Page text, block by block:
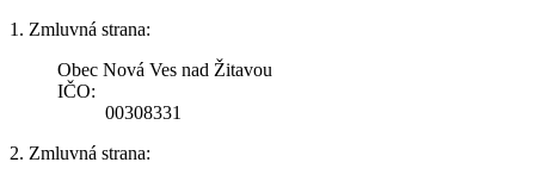
1. Zmluvná strana:
Obec Nová Ves nad Žitavou
IČO:
00308331
2. Zmluvná strana: